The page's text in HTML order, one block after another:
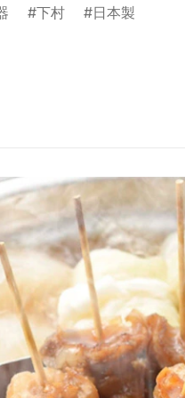
下村 日本製